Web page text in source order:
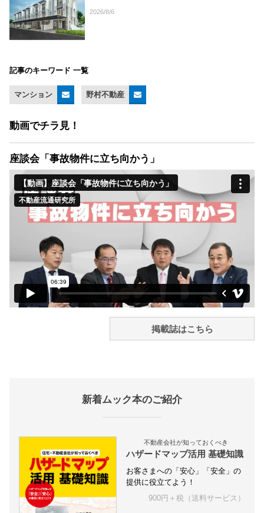
2026/8/6
記事のキーワード 一覧
マンション 野村不動産
動画でチラ見！
座談会「事故物件に立ち向かう」
掲載誌はこちら
新着ムック本のご紹介
不動産会社が知っておくべき
ハザードマップ活用 基礎知識
お客さまへの「安心」「安全」の
提供に役立てよう！
900円＋税（送料サービス）